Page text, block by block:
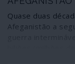
mais novo
Quase duas
Afeganistão a